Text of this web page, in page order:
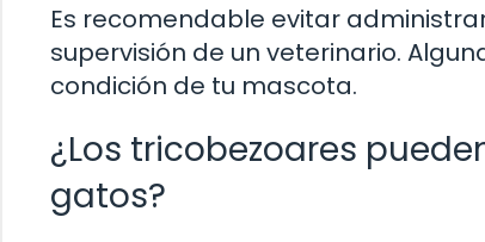
Es recomendable evitar
supervisión de un veterinario.
condición de tu mascota.
¿Los tricobezoares
gatos?